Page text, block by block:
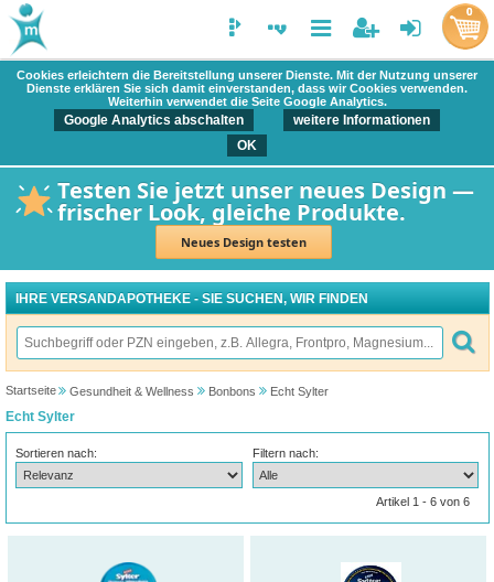
Cookies erleichtern die Bereitstellung unserer Dienste. Mit der Nutzung unserer
Dienste erklären Sie sich damit einverstanden, dass wir Cookies verwenden.
Weiterhin verwendet die Seite Google Analytics.
Google Analytics abschalten
weitere Informationen
OK
Testen Sie jetzt unser neues Design —
frischer Look, gleiche Produkte.
Neues Design testen
0
IHRE VERSANDAPOTHEKE - SIE SUCHEN, WIR FINDEN
Startseite Gesundheit & Wellness Bonbons Echt Sylter
Echt Sylter
Sortieren nach: Filtern nach:
Artikel 1 - 6 von 6